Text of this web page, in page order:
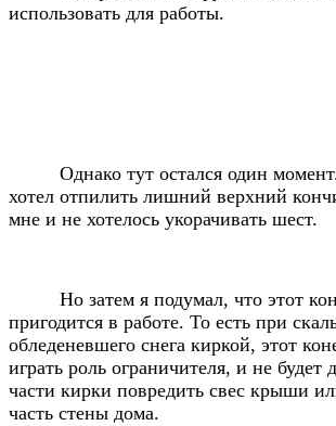
использовать для работы.
Однако тут остался один
хотел отпилить лишний верхний
мне и не хотелось укорачивать шест.
Но затем я подумал, что этот
пригодится в работе. То есть при
обледеневшего снега киркой, этот
играть роль ограничителя, и не будет
части кирки повредить свес крыши
часть стены дома.